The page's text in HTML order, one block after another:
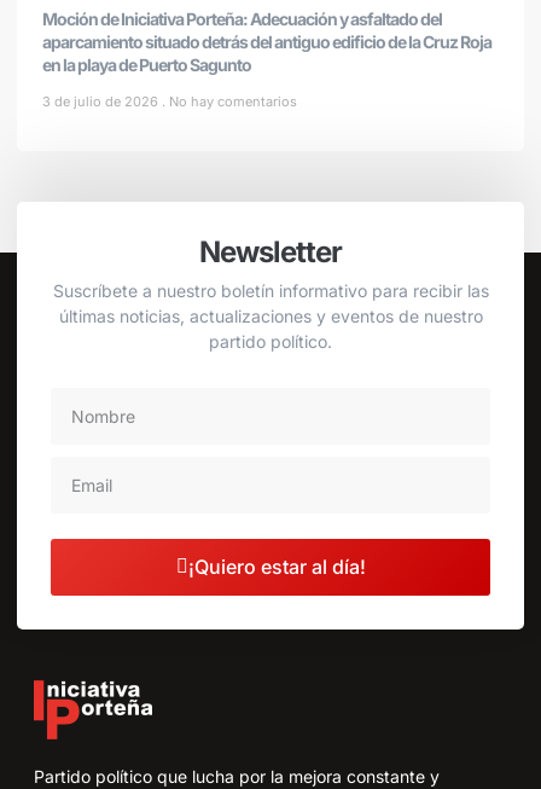
Moción de Iniciativa Porteña: Adecuación y asfaltado del
aparcamiento situado detrás del antiguo edificio de la Cruz Roja
en la playa de Puerto Sagunto
3 de julio de 2026 No hay comentarios
Newsletter
Suscríbete a nuestro boletín informativo para recibir las
últimas noticias, actualizaciones y eventos de nuestro
partido político.
¡Quiero estar al día!
Partido político que lucha por la mejora constante y